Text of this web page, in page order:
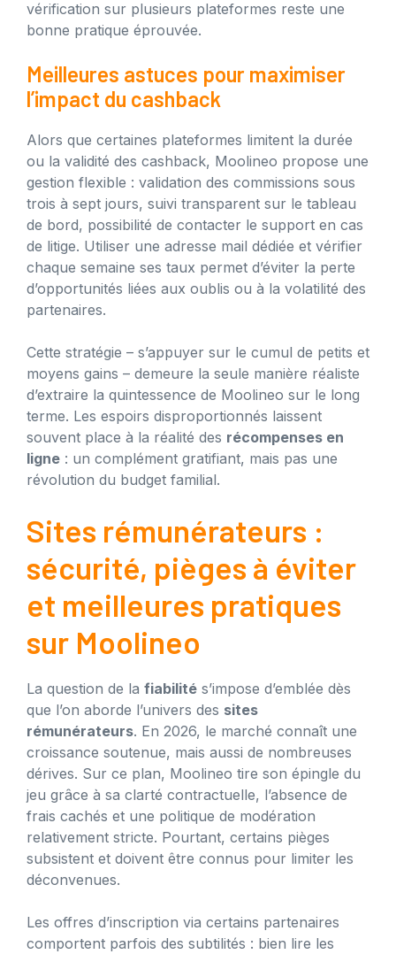
vérification sur plusieurs plateformes reste une
bonne pratique éprouvée.
Meilleures astuces pour maximiser
l’impact du cashback
Alors que certaines plateformes limitent la durée
ou la validité des cashback, Moolineo propose une
gestion flexible : validation des commissions sous
trois à sept jours, suivi transparent sur le tableau
de bord, possibilité de contacter le support en cas
de litige. Utiliser une adresse mail dédiée et vérifier
chaque semaine ses taux permet d’éviter la perte
d’opportunités liées aux oublis ou à la volatilité des
partenaires.
Cette stratégie – s’appuyer sur le cumul de petits et
moyens gains – demeure la seule manière réaliste
d’extraire la quintessence de Moolineo sur le long
terme. Les espoirs disproportionnés laissent
souvent place à la réalité des récompenses en
ligne : un complément gratifiant, mais pas une
révolution du budget familial.
Sites rémunérateurs :
sécurité, pièges à éviter
et meilleures pratiques
sur Moolineo
La question de la fiabilité s’impose d’emblée dès
que l’on aborde l’univers des sites
rémunérateurs. En 2026, le marché connaît une
croissance soutenue, mais aussi de nombreuses
dérives. Sur ce plan, Moolineo tire son épingle du
jeu grâce à sa clarté contractuelle, l’absence de
frais cachés et une politique de modération
relativement stricte. Pourtant, certains pièges
subsistent et doivent être connus pour limiter les
déconvenues.
Les offres d’inscription via certains partenaires
comportent parfois des subtilités : bien lire les